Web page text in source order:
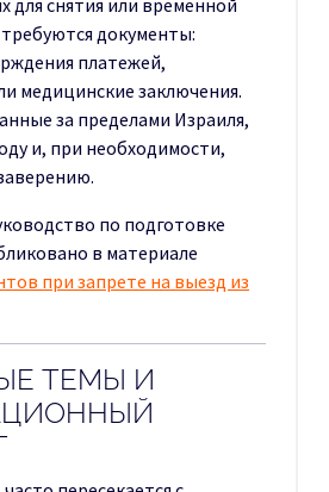
для снятия или временной
документы:
платежей,
медицинские заключения.
за пределами Израиля,
и, при необходимости,
по подготовке
в материале
при запрете на выезд из
ТЕМЫ И